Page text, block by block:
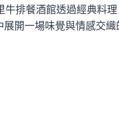
牛排餐酒館透過經典料
展開一場味覺與情感交織